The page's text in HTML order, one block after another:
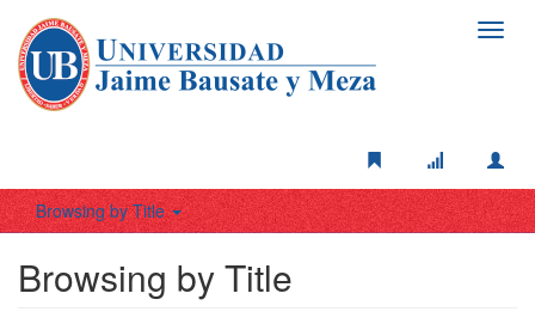
Browsing by Title
Browsing by Title